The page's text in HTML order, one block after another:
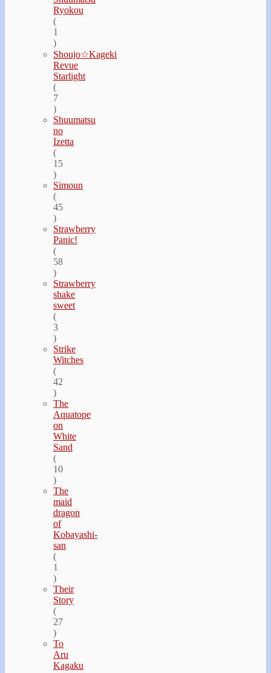
Ryokou
(
1
)
Shoujo☆Kageki
Revue
Starlight
(
7
)
Shuumatsu
no
Izetta
(
15
)
Simoun
(
45
)
Strawberry
Panic!
(
58
)
Strawberry
shake
sweet
(
3
)
Strike
Witches
(
42
)
The
Aquatope
on
White
Sand
(
10
)
The
maid
dragon
of
Kobayashi-
san
(
1
)
Their
Story
(
27
)
To
Aru
Kagaku